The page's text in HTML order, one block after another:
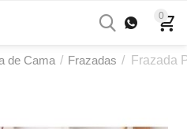
0
de Cama / Frazadas / Frazada